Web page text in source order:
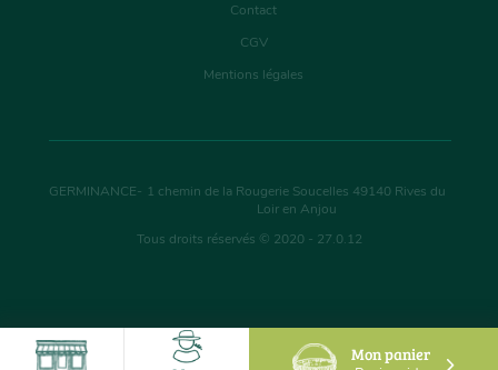
Mon panier
Contact
CGV
Mentions légales
GERMINANCE- 1 chemin de la Rougerie Soucelles 49140 Rives du
Loir en Anjou
Tous droits réservés © 2020 - 27.0.12